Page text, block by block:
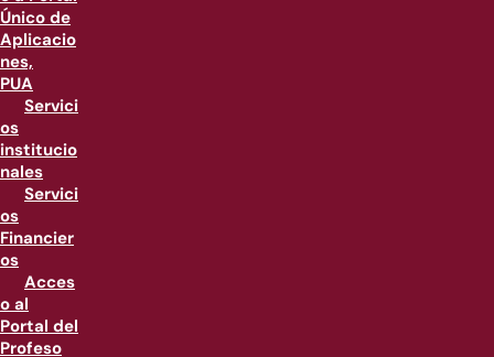
Único de
Aplicacio
nes,
PUA
Servici
os
institucio
nales
Servici
os
Financier
os
Acces
o al
Portal del
Profeso